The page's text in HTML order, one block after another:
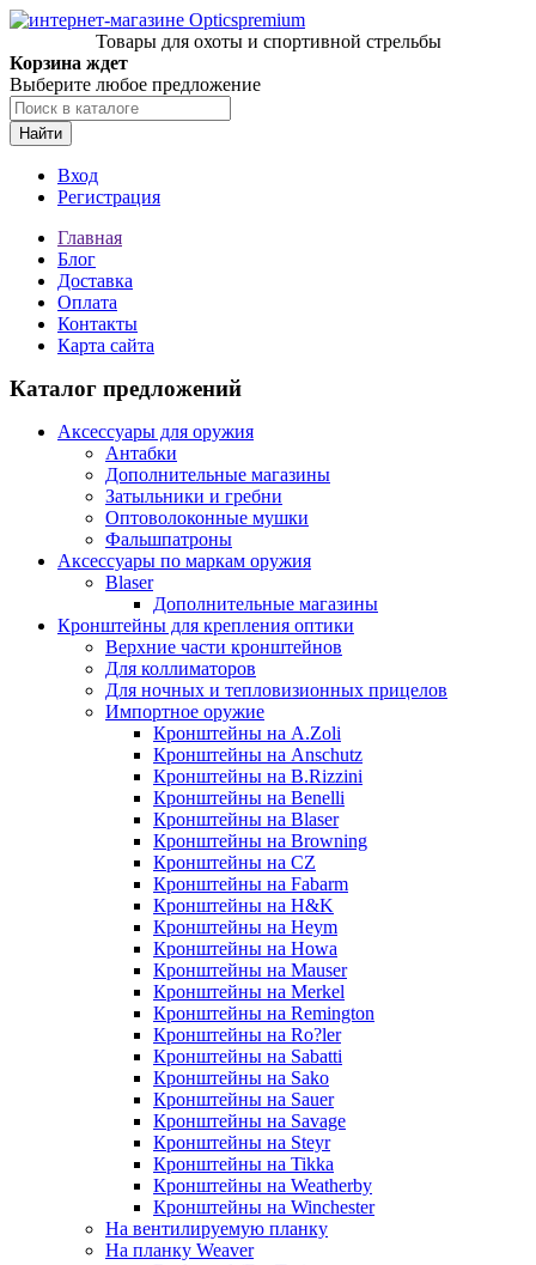
Товары для охоты и спортивной стрельбы
Корзина ждет
Выберите любое предложение
Найти
Вход
Регистрация
Главная
Блог
Доставка
Оплата
Контакты
Карта сайта
Каталог предложений
Аксессуары для оружия
Антабки
Дополнительные магазины
Затыльники и гребни
Оптоволоконные мушки
Фальшпатроны
Аксессуары по маркам оружия
Blaser
Дополнительные магазины
Кронштейны для крепления оптики
Верхние части кронштейнов
Для коллиматоров
Для ночных и тепловизионных прицелов
Импортное оружие
Кронштейны на A.Zoli
Кронштейны на Anschutz
Кронштейны на B.Rizzini
Кронштейны на Benelli
Кронштейны на Blaser
Кронштейны на Browning
Кронштейны на CZ
Кронштейны на Fabarm
Кронштейны на H&K
Кронштейны на Heym
Кронштейны на Howa
Кронштейны на Mauser
Кронштейны на Merkel
Кронштейны на Remington
Кронштейны на Ro?ler
Кронштейны на Sabatti
Кронштейны на Sako
Кронштейны на Sauer
Кронштейны на Savage
Кронштейны на Steyr
Кронштейны на Tikka
Кронштейны на Weatherby
Кронштейны на Winchester
На вентилируемую планку
На планку Weaver